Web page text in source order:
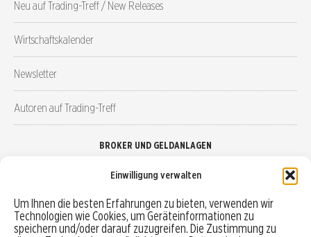
Einwilligung verwalten
Um Ihnen die besten Erfahrungen zu bieten, verwenden wir
Technologien wie Cookies, um Geräteinformationen zu
speichern und/oder darauf zuzugreifen. Die Zustimmung zu
Neu auf Trading-Treff / New Releases
Wirtschaftskalender
Newsletter
Autoren auf Trading-Treff
BROKER UND GELDANLAGEN
Robo-Advisor vergleichen